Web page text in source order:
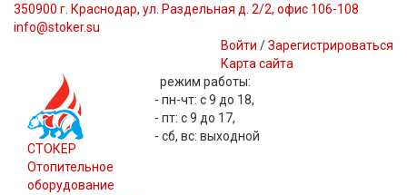
350900 г. Краснодар, ул. Раздельная д. 2/2, офис 106-108
info@stoker.su
Войти /Зарегистрироваться
Карта сайта
СТОКЕР
Отопительное
оборудование
режим работы:
- пн-чт: с 9 до 18,
- пт: с 9 до 17,
- сб, вс: выходной